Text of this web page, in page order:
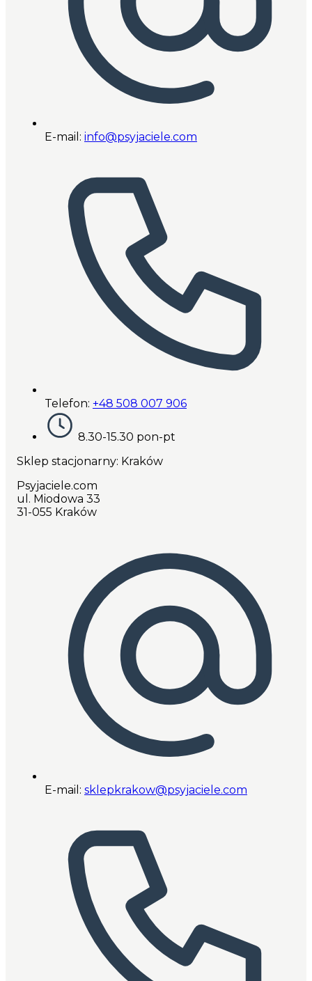
E-mail: info@psyjaciele.com
Telefon: +48 508 007 906
8.30-15.30 pon-pt
Sklep stacjonarny: Kraków
Psyjaciele.com
ul. Miodowa 33
31-055 Kraków
E-mail: sklepkrakow@psyjaciele.com